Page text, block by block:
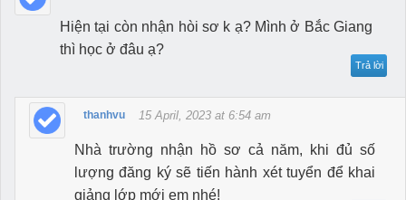
Hiện tại còn nhận hòi sơ k ạ? Mình ở Bắc Giang
thì học ở đâu ạ?
Trả lời
thanhvu 15 April, 2023 at 6:54 am
Nhà trường nhận hồ sơ cả năm, khi đủ số
lượng đăng ký sẽ tiến hành xét tuyển để khai
giảng lớp mới em nhé!